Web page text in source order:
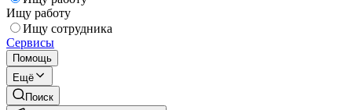
Ищу работу
Ищу сотрудника
Сервисы
Помощь
Ещё
Поиск